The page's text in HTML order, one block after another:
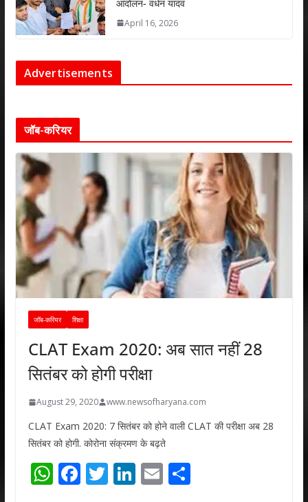
आंदोलन- वर्धन यादव
April 16, 2026
Advertisements
जॉब-करियर
जॉब-करियर शिक्षा
CLAT Exam 2020: अब सात नहीं 28
सितंबर को होगी परीक्षा
August 29, 2020 www.newsofharyana.com
CLAT Exam 2020: 7 सितंबर को होने वाली CLAT की परीक्षा अब 28
सितंबर को होगी. कोरोना संक्रमण के बढ़ते
W F T Li E S